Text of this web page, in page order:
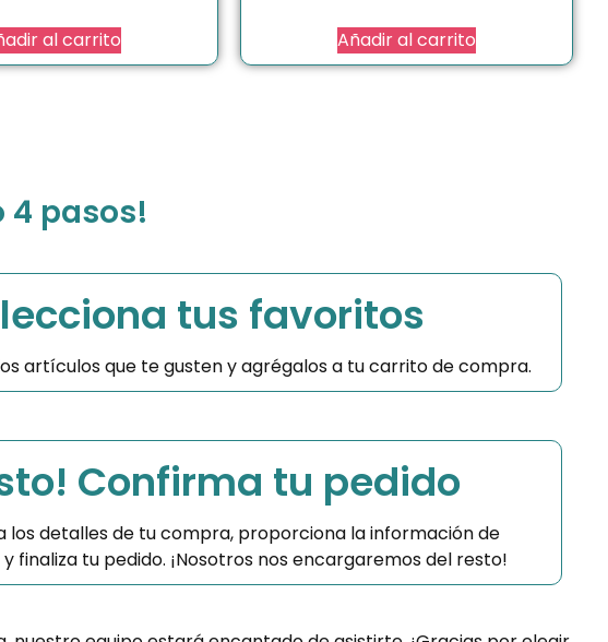
al carrito Añadir al carrito
4 pasos!
tus favoritos
artículos que te gusten y agrégalos a tu carrito de compra.
Confirma tu pedido
los detalles de tu compra, proporciona la información de
finaliza tu pedido. ¡Nosotros nos encargaremos del resto!